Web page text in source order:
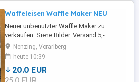
Waffeleisen Waffle Maker NEU
Neuer unbenutzter Waffle Maker zu
verkaufen. Siehe Bilder. Versand 5,-
Privatverkaufcohne Garantie und ohne
Gewährleistung, keine Rücknahme.
Nenzing, Vorarlberg
heute 10:39
20.0 EUR
25.0 EUR